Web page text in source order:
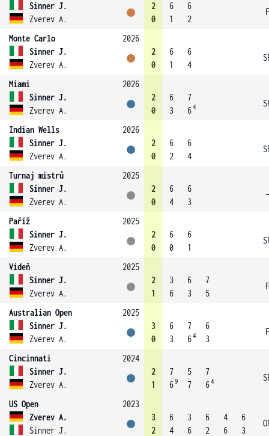
Sinner J.
Zverev A.
2
0
6
1
6
2
F
2026
Monte Carlo
Sinner J.
Zverev A.
2
0
6
1
6
4
2026
Miami
Sinner J.
Zverev A.
2
0
6
3
7
6 4
2026
Indian Wells
Sinner J.
Zverev A.
2
0
6
2
6
4
2025
Turnaj mistrů
Sinner J.
Zverev A.
2
0
6
4
6
3
-
2025
Paříž
Sinner J.
Zverev A.
2
0
6
0
6
1
2025
Vídeň
Sinner J.
Zverev A.
2
1
3
6
6
3
7
5
F
2025
Australian Open
Sinner J.
Zverev A.
3
0
6
3
7
6 4
6
3
F
2024
Cincinnati
Sinner J.
Zverev A.
2
1
7
6 9
5
7
7
6 4
2023
US Open
Zverev A.
Sinner J.
3
2
6
4
3
6
6
2
4
6
6
3